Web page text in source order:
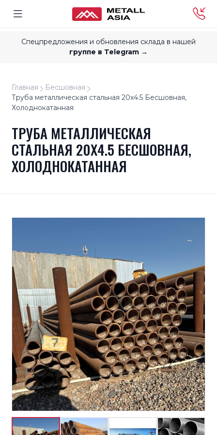
Спецпредложения и обновления склада в нашей
группе в Telegram →
Главная
Бесшовная
Труба металлическая стальная 20x4.5 Бесшовная,
Холоднокатанная
ТРУБА МЕТАЛЛИЧЕСКАЯ
СТАЛЬНАЯ 20X4.5 БЕСШОВНАЯ,
ХОЛОДНОКАТАННАЯ